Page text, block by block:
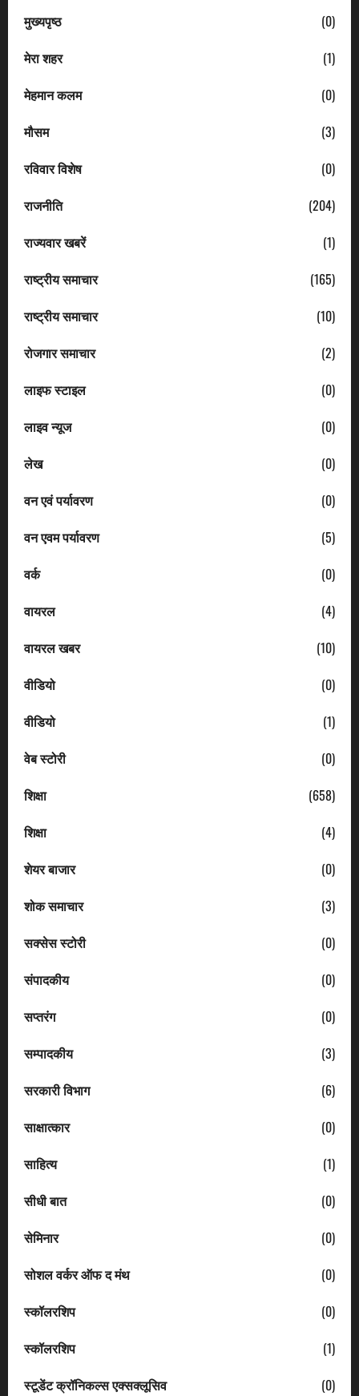
मुख्यपृष्ठ
(0)
मेरा शहर
(1)
मेहमान कलम
(0)
मौसम
(3)
रविवार विशेष
(0)
राजनीति
(204)
राज्यवार खबरें
(1)
राष्ट्रीय समाचार
(165)
राष्ट्रीय समाचार
(10)
रोजगार समाचार
(2)
लाइफ स्टाइल
(0)
लाइव न्यूज
(0)
लेख
(0)
वन एवं पर्यावरण
(0)
वन एवम पर्यावरण
(5)
वर्क
(0)
वायरल
(4)
वायरल खबर
(10)
वीडियो
(0)
वीडियो
(1)
वेब स्टोरी
(0)
शिक्षा
(658)
शिक्षा
(4)
शेयर बाजार
(0)
शोक समाचार
(3)
सक्सेस स्टोरी
(0)
संपादकीय
(0)
सप्तरंग
(0)
सम्पादकीय
(3)
सरकारी विभाग
(6)
साक्षात्कार
(0)
साहित्य
(1)
सीधी बात
(0)
सेमिनार
(0)
सोशल वर्कर ऑफ द मंथ
(0)
स्कॉलरशिप
(0)
स्कॉलरशिप
(1)
स्टूडेंट क्रॉनिकल्स एक्सक्लूसिव
(0)